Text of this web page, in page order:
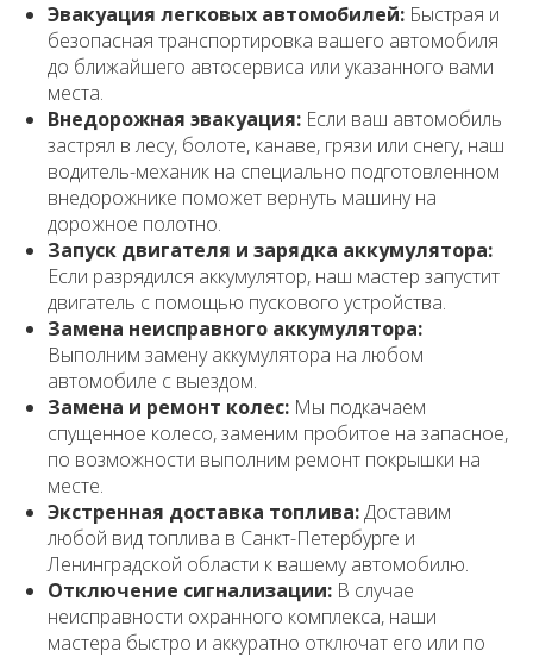
Эвакуация легковых автомобилей: Быстрая и
безопасная транспортировка вашего автомобиля
до ближайшего автосервиса или указанного вами
места.
Внедорожная эвакуация: Если ваш автомобиль
застрял в лесу, болоте, канаве, грязи или снегу, наш
водитель-механик на специально подготовленном
внедорожнике поможет вернуть машину на
дорожное полотно.
Запуск двигателя и зарядка аккумулятора:
Если разрядился аккумулятор, наш мастер запустит
двигатель с помощью пускового устройства.
Замена неисправного аккумулятора:
Выполним замену аккумулятора на любом
автомобиле с выездом.
Замена и ремонт колес: Мы подкачаем
спущенное колесо, заменим пробитое на запасное,
по возможности выполним ремонт покрышки на
месте.
Экстренная доставка топлива:Доставим
любой вид топлива в Санкт-Петербурге и
Ленинградской области к вашему автомобилю.
Отключение сигнализации: В случае
неисправности охранного комплекса, наши
мастера быстро и аккуратно отключат его или по